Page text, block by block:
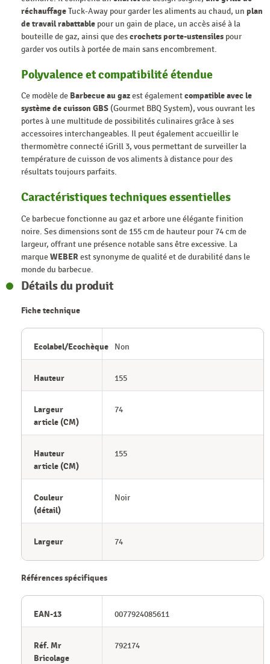
réchauffageTuck-Away pour garder les aliments au chaud, un plan
de travail rabattable pour un gain de place, un accès aisé à la
bouteille de gaz, ainsi que descrochets porte-ustensiles pour
garder vos outils à portée de main sans encombrement.
Polyvalence et compatibilité étendue
Ce modèle de Barbecue au gazest égalementcompatible avec le
système de cuisson GBS (Gourmet BBQ System), vous ouvrant les
portes à une multitude de possibilités culinaires grâce à ses
accessoires interchangeables. Il peut également accueillir le
thermomètre connecté iGrill 3, vous permettant de surveiller la
température de cuisson de vos aliments à distance pour des
résultats toujours parfaits.
Caractéristiques techniques essentielles
Ce barbecue fonctionne au gaz et arbore une élégante finition
noire. Ses dimensions sont de 155 cm de hauteur pour 74 cm de
largeur, offrant une présence notable sans être excessive. La
marqueWEBERest synonyme de qualité et de durabilité dans le
monde du barbecue.
Détails du produit
Fiche technique
Ecolabel/Ecochèque Non
Hauteur 155
Largeur
article (CM)
74
Hauteur
article (CM)
155
Couleur
(détail)
Noir
Largeur 74
Références spécifiques
EAN-13 0077924085611
Réf. Mr
Bricolage
792174